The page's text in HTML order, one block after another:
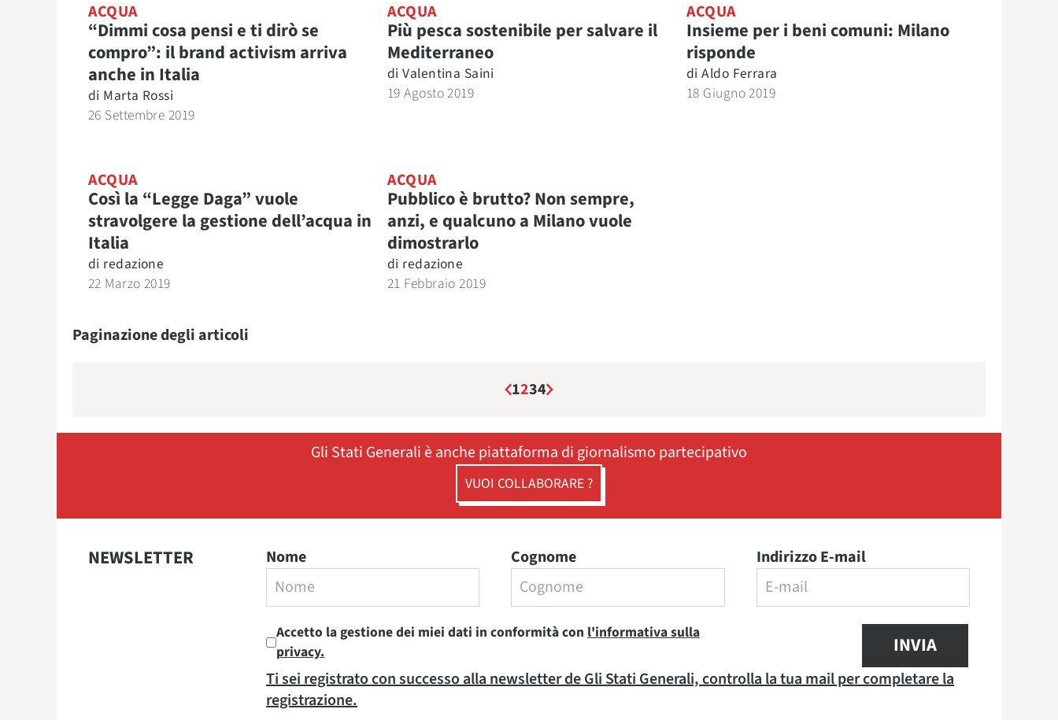
ACQUA
“Dimmi cosa pensi e ti dirò se
compro”: il brand activism arriva
anche in Italia
di Marta Rossi
26 Settembre 2019
ACQUA
Più pesca sostenibile per salvare il
Mediterraneo
di Valentina Saini
19 Agosto 2019
ACQUA
Insieme per i beni comuni: Milano
risponde
di Aldo Ferrara
18 Giugno 2019
ACQUA
Così la “Legge Daga” vuole
stravolgere la gestione dell’acqua in
Italia
di redazione
22 Marzo 2019
ACQUA
Pubblico è brutto? Non sempre,
anzi, e qualcuno a Milano vuole
dimostrarlo
di redazione
21 Febbraio 2019
Paginazione degli articoli
1234
Gli Stati Generali è anche piattaforma di giornalismo partecipativo
VUOI COLLABORARE ?
NEWSLETTER Nome Cognome Indirizzo E-mail
Accetto la gestione dei miei dati in conformità con l'informativa sulla
privacy.
INVIA
Ti sei registrato con successo alla newsletter de Gli Stati Generali, controlla la tua mail per completare la
registrazione.